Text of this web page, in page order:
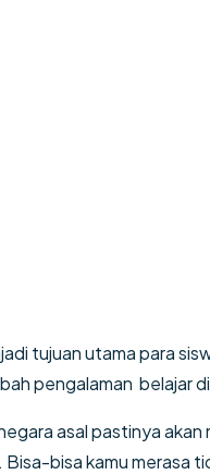
tujuan utama para
pengalaman belajar
asal pastinya akan
bisa kamu merasa